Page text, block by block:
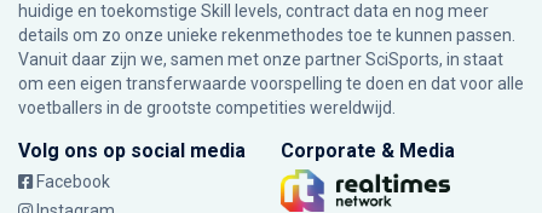
huidige en toekomstige Skill levels, contract data en nog meer
details om zo onze unieke rekenmethodes toe te kunnen passen.
Vanuit daar zijn we, samen met onze partner SciSports, in staat
om een eigen transferwaarde voorspelling te doen en dat voor alle
voetballers in de grootste competities wereldwijd.
Volg ons op social media
Facebook
Corporate & Media